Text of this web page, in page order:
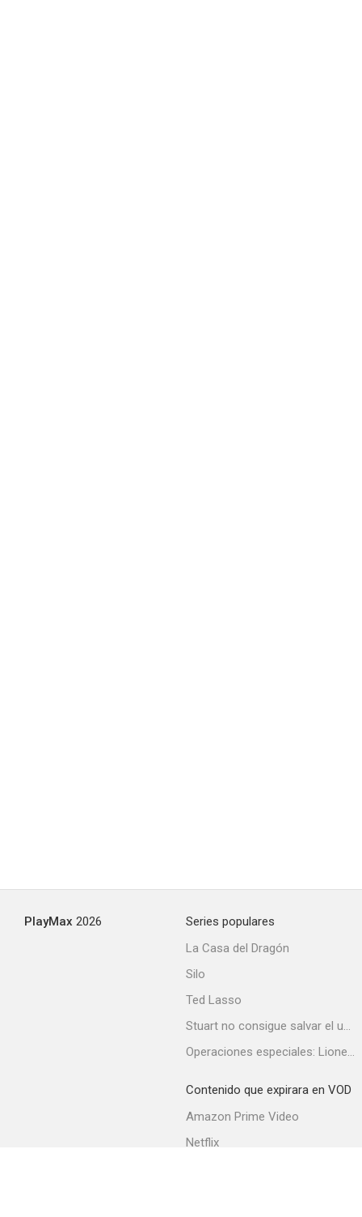
PlayMax 2026
Series populares
La Casa del Dragón
Silo
Ted Lasso
Stuart no consigue salvar el universo
Operaciones especiales: Lioness
Contenido que expirara en VOD
Amazon Prime Video
Netflix